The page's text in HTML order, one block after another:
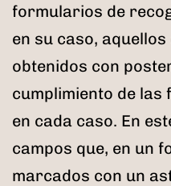
formularios de
en su caso,
obtenidos con
cumplimiento de
en cada caso. En
campos que, en un
marcados con un